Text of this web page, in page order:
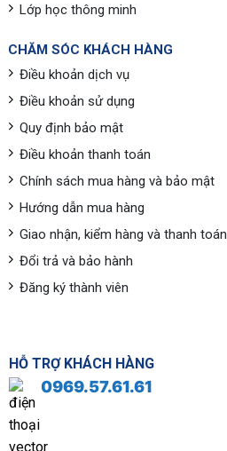
Lớp học thông minh
CHĂM SÓC KHÁCH HÀNG
Điều khoản dịch vụ
Điều khoản sử dụng
Quy định bảo mật
Điều khoản thanh toán
Chính sách mua hàng và bảo mật
Hướng dẫn mua hàng
Giao nhận, kiểm hàng và thanh toán
Đổi trả và bảo hành
Đăng ký thành viên
HỖ TRỢ KHÁCH HÀNG
0969.57.61.61